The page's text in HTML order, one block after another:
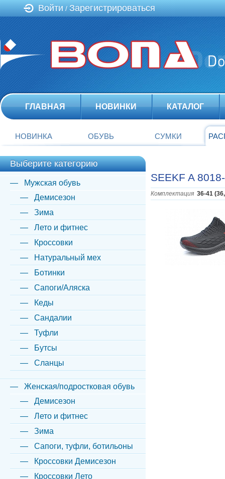
Войти / Зарегистрироваться
ГЛАВНАЯ НОВИНКИ КАТАЛОГ
НОВИНКА ОБУВЬ СУМКИ
SEEKF A
Комплектация 36-41
Выберите категорию
Мужская обувь
Демисезон
Зима
Лето и фитнес
Кроссовки
Натуральный мех
Ботинки
Сапоги/Аляска
Кеды
Сандалии
Туфли
Бутсы
Сланцы
Женская/подростковая обувь
Демисезон
Лето и фитнес
Зима
Сапоги, туфли, ботильоны
Кроссовки Демисезон
Кроссовки Лето